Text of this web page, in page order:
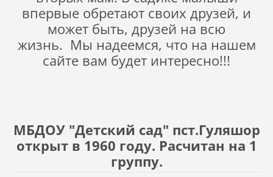
впервые обретают своих друзей, и
может быть, друзей на всю
жизнь. Мы надеемся, что на нашем
сайте вам будет интересно!!!
МБДОУ "Детский сад" пст.Гуляшор
открыт в 1960 году. Расчитан на 1
группу.